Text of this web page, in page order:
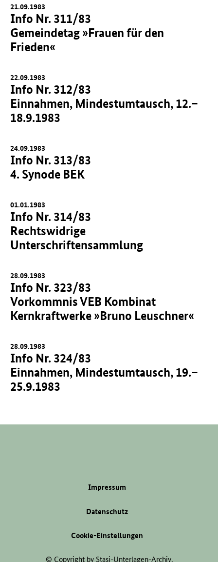
21.09.1983
Info Nr. 311/83
Gemeindetag »Frauen für den
Frieden«
22.09.1983
Info Nr. 312/83
Einnahmen, Mindestumtausch, 12.–
18.9.1983
24.09.1983
Info Nr. 313/83
4. Synode BEK
01.01.1983
Info Nr. 314/83
Rechtswidrige
Unterschriftensammlung
28.09.1983
Info Nr. 323/83
Vorkommnis VEB Kombinat
Kernkraftwerke »Bruno Leuschner«
28.09.1983
Info Nr. 324/83
Einnahmen, Mindestumtausch, 19.–
25.9.1983
Impressum
Datenschutz
Cookie-Einstellungen
© Copyright by Stasi-Unterlagen-Archiv.